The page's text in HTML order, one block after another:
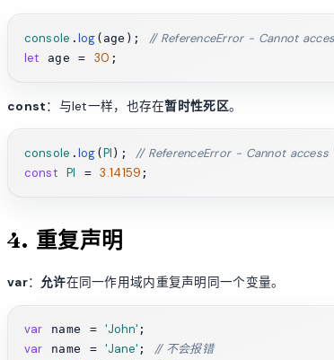
console . log (age); // ReferenceError - Cannot
let age = 30
const：与let一样，也存在暂时性死区。
console . log ( PI ); // ReferenceError - Cannot
const PI = 3.14159
4. 重复声明
var： 允许在同一作用域内重复声明同一个变量。
var name = 'John'
var name = 'Jane' ; // 不会报错